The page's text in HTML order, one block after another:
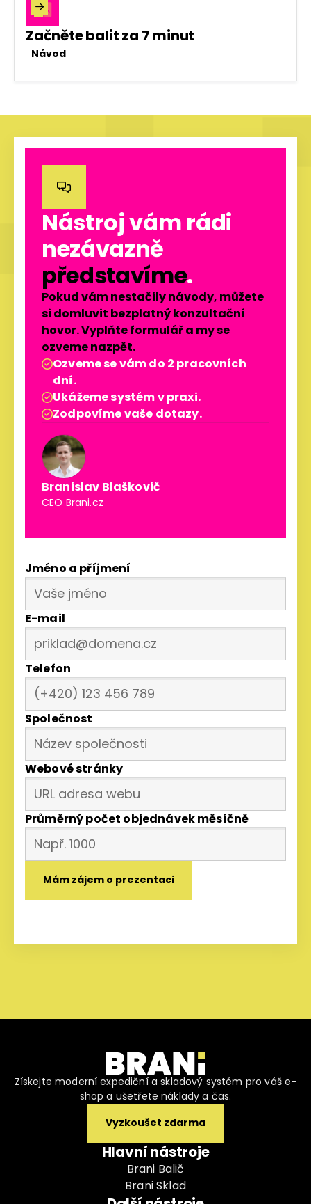
Začněte balit za 7 minut
Návod


Nástroj vám rádi
nezávazně
představíme.
Pokud vám nestačily návody, můžete
si domluvit bezplatný konzultační
hovor. Vyplňte formulář a my se
ozveme nazpět.
Ozveme se vám do 2 pracovních
dní.
Ukážeme systém v praxi.
Zodpovíme vaše dotazy.
Branislav Blaškovič
CEO Brani.cz
Jméno a příjmení
E-mail
Telefon
Společnost
Webové stránky
Průměrný počet objednávek měsíčně
Získejte moderní expediční a skladový systém pro váš e-
shop a ušetřete náklady a čas.
Vyzkoušet zdarma
Hlavní nástroje
Brani Balič
Brani Sklad